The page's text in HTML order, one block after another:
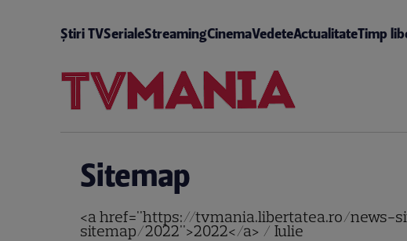
Știri TVSerialeStreamingCinemaVedeteActualitateTimp
Sitemap
<a href="https://tvmania.libertatea.ro/news-
sitemap/2022">2022</a> / Iulie